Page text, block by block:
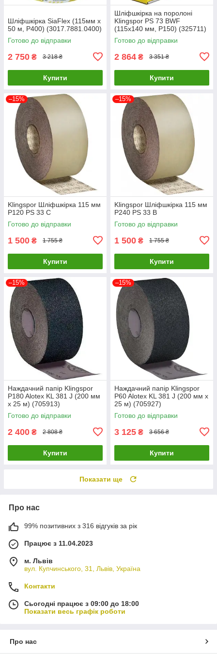
Шліфшкірка SiaFlex (115мм х
50 м, P400) (3017.7881.0400)
Готово до відправки
2 750 ₴ 3 218 ₴
Купити
Шліфшкірка на поролоні
Klingspor PS 73 BWF
(115х140 мм, P150) (325711)
Готово до відправки
2 864 ₴ 3 351 ₴
Купити
–15%
Klingspor Шліфшкірка 115 мм
P120 PS 33 C
Готово до відправки
1 500 ₴ 1 755 ₴
Купити
–15%
Klingspor Шліфшкірка 115 мм
P240 PS 33 B
Готово до відправки
1 500 ₴ 1 755 ₴
Купити
–15%
Наждачний папір Klingspor
P180 Alotex KL 381 J (200 мм
х 25 м) (705913)
Готово до відправки
2 400 ₴ 2 808 ₴
Купити
–15%
Наждачний папір Klingspor
P60 Alotex KL 381 J (200 мм х
25 м) (705927)
Готово до відправки
3 125 ₴ 3 656 ₴
Купити
Показати ще
Про нас
99% позитивних з 316 відгуків за рік
Працює з 11.04.2023
м. Львів
вул. Купчинського, 31, Львів, Україна
Контакти
Сьогодні працює з 09:00 до 18:00
Показати весь графік роботи
Про нас